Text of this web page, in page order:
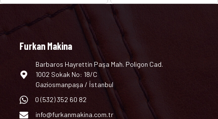
Furkan Makina
Barbaros Hayrettin Paşa Mah. Poligon Cad.
1002 Sokak No: 18/C
Gaziosmanpaşa / İstanbul
0 (532) 352 60 82
info@furkanmakina.com.tr